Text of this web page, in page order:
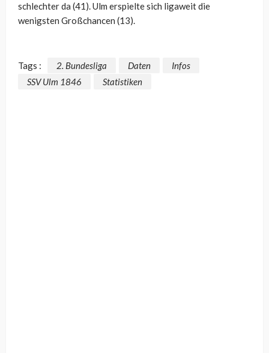
schlechter da (41). Ulm erspielte sich ligaweit die
wenigsten Großchancen (13).
Tags : 2. Bundesliga Daten
Infos
SSV Ulm 1846
Statistiken